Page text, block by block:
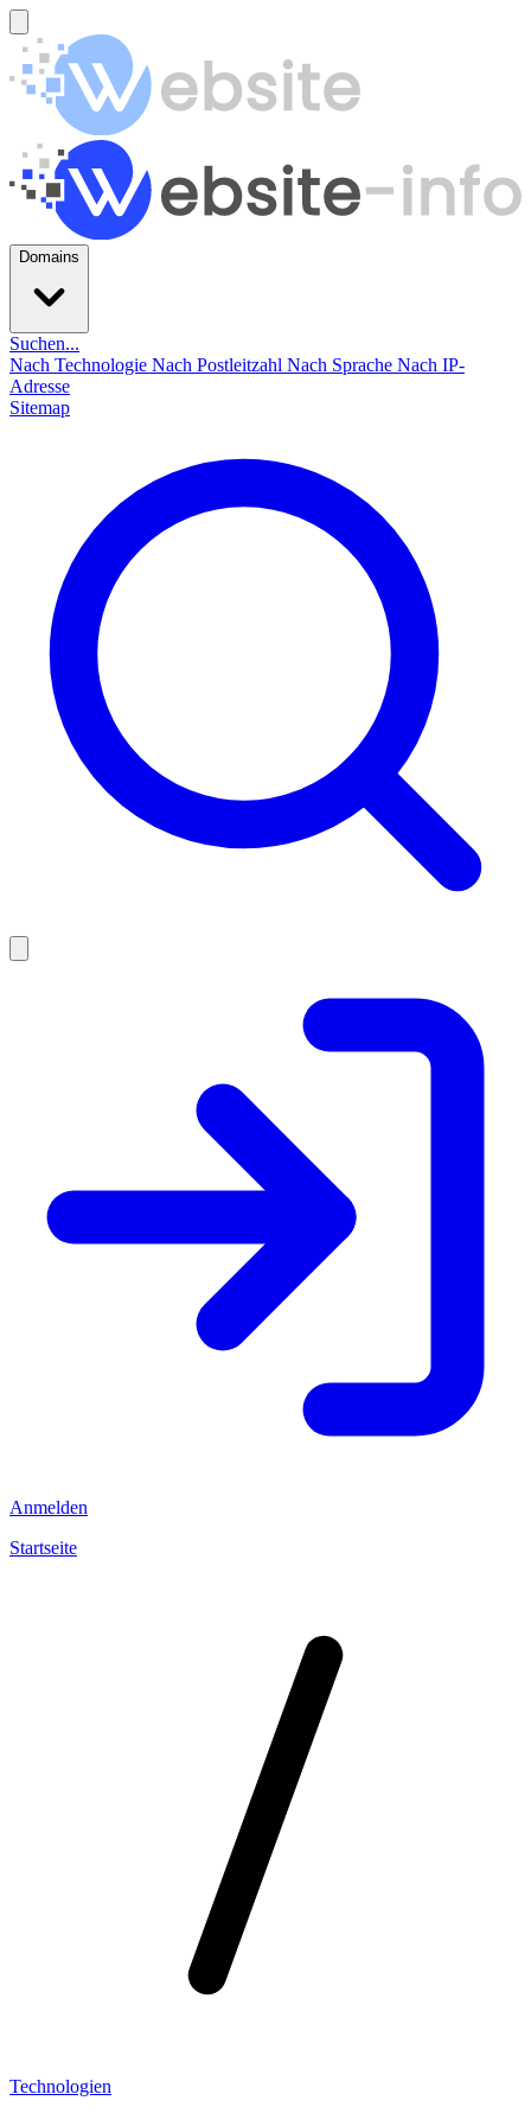
Domains
Suchen...
Nach Technologie Nach Postleitzahl Nach Sprache Nach IP-
Adresse
Sitemap
Anmelden
Startseite
Technologien